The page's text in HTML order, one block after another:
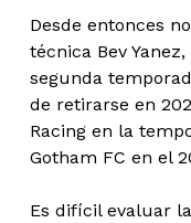
Desde entonces
técnica Bev
segunda
de retirarse en
Racing en la
Gotham FC en el
Es difícil evaluar